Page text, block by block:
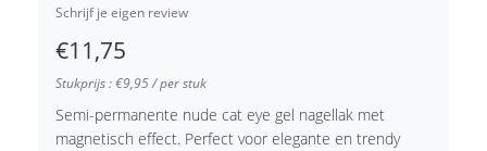
Schrijf je eigen review
€11,75
Stukprijs : €9,95 / per stuk
Semi-permanente nude cat eye gel nagellak met
magnetisch effect. Perfect voor elegante en trendy